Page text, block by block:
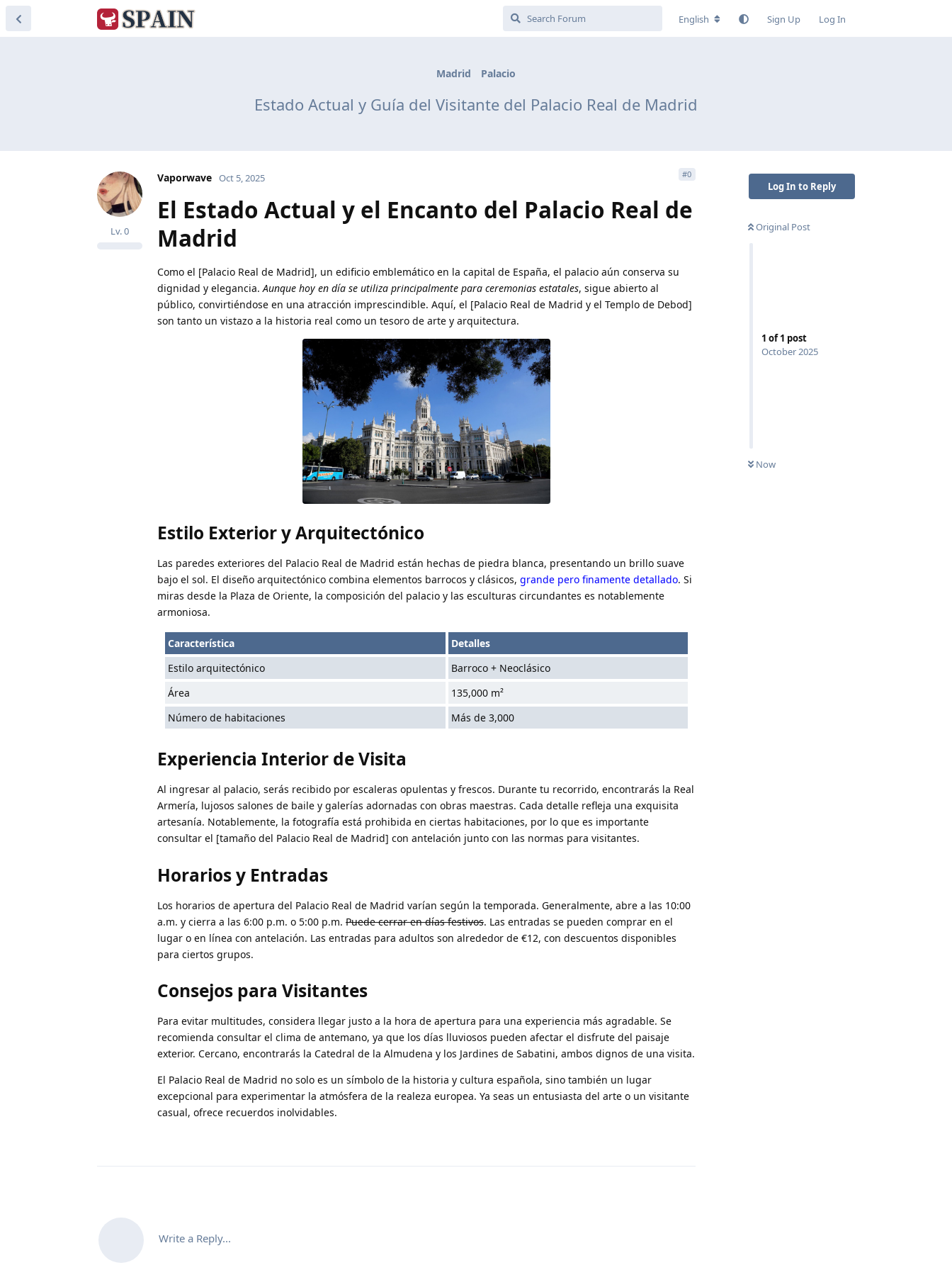
English Sign Up Log In
Madrid Palacio
Estado Actual y Guía del Visitante del Palacio Real de Madrid
Log In to Reply
Original Post
1 of1 post
October 2025
Now
Vaporwave
Lv.0
Oct 5, 2025 #0
El Estado Actual y el Encanto del Palacio Real de
Madrid
Como el [Palacio Real de Madrid], un edificio emblemático en la capital de España, el palacio aún conserva su
dignidad y elegancia. Aunque hoy en día se utiliza principalmente para ceremonias estatales, sigue abierto al
público, convirtiéndose en una atracción imprescindible. Aquí, el [Palacio Real de Madrid y el Templo de Debod]
son tanto un vistazo a la historia real como un tesoro de arte y arquitectura.
Estilo Exterior y Arquitectónico
Las paredes exteriores del Palacio Real de Madrid están hechas de piedra blanca, presentando un brillo suave
bajo el sol. El diseño arquitectónico combina elementos barrocos y clásicos, grande pero finamente detallado. Si
miras desde la Plaza de Oriente, la composición del palacio y las esculturas circundantes es notablemente
armoniosa.
Característica
Detalles
Estilo arquitectónico
Barroco + Neoclásico
Área
135,000 m²
Número de habitaciones
Más de 3,000
Experiencia Interior de Visita
Al ingresar al palacio, serás recibido por escaleras opulentas y frescos. Durante tu recorrido, encontrarás la Real
Armería, lujosos salones de baile y galerías adornadas con obras maestras. Cada detalle refleja una exquisita
artesanía. Notablemente, la fotografía está prohibida en ciertas habitaciones, por lo que es importante
consultar el [tamaño del Palacio Real de Madrid] con antelación junto con las normas para visitantes.
Horarios y Entradas
Los horarios de apertura del Palacio Real de Madrid varían según la temporada. Generalmente, abre a las 10:00
a.m. y cierra a las 6:00 p.m. o 5:00 p.m. Puede cerrar en días festivos. Las entradas se pueden comprar en el
lugar o en línea con antelación. Las entradas para adultos son alrededor de €12, con descuentos disponibles
para ciertos grupos.
Consejos para Visitantes
Para evitar multitudes, considera llegar justo a la hora de apertura para una experiencia más agradable. Se
recomienda consultar el clima de antemano, ya que los días lluviosos pueden afectar el disfrute del paisaje
exterior. Cercano, encontrarás la Catedral de la Almudena y los Jardines de Sabatini, ambos dignos de una visita.
El Palacio Real de Madrid no solo es un símbolo de la historia y cultura española, sino también un lugar
excepcional para experimentar la atmósfera de la realeza europea. Ya seas un entusiasta del arte o un visitante
casual, ofrece recuerdos inolvidables.
Write a Reply...